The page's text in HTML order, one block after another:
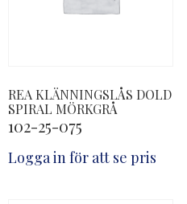
REA KLÄNNINGSLÅS DOLD
SPIRAL MÖRKGRÅ
102-25-075
Logga in för att se pris